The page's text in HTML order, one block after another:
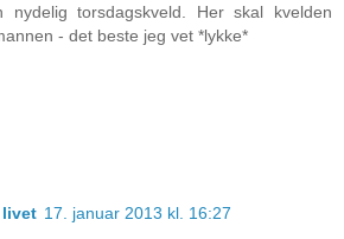
torsdagskveld. Her skal kvelden
- det beste jeg vet *lykke*
17. januar 2013 kl. 16:27